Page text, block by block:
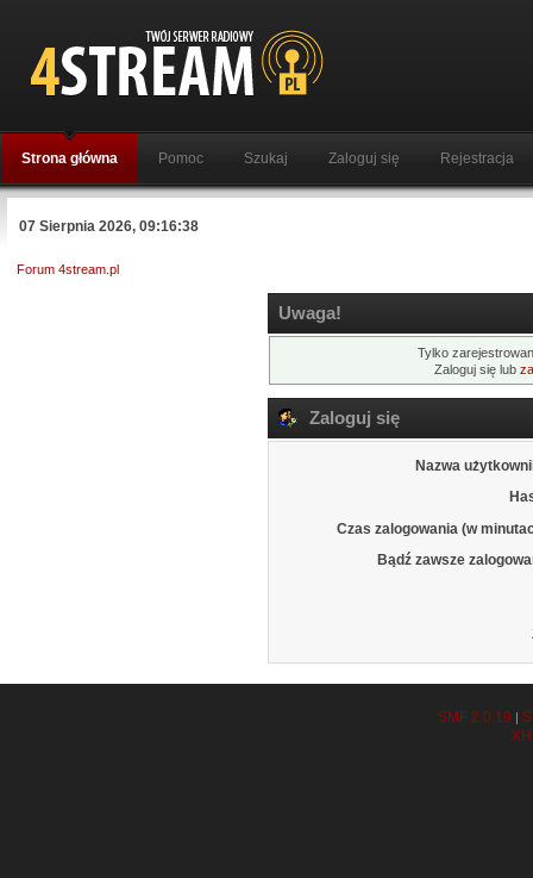
Strona główna Pomoc Szukaj Zaloguj się Rejestracja
07 Sierpnia 2026, 09:16:38
Forum 4stream.pl
Uwaga!
Tylko
Zaloguj się lub
Zaloguj się
Nazwa
Czas zalogowania (w
Bądź zawsze
SMF 2.0.19 |